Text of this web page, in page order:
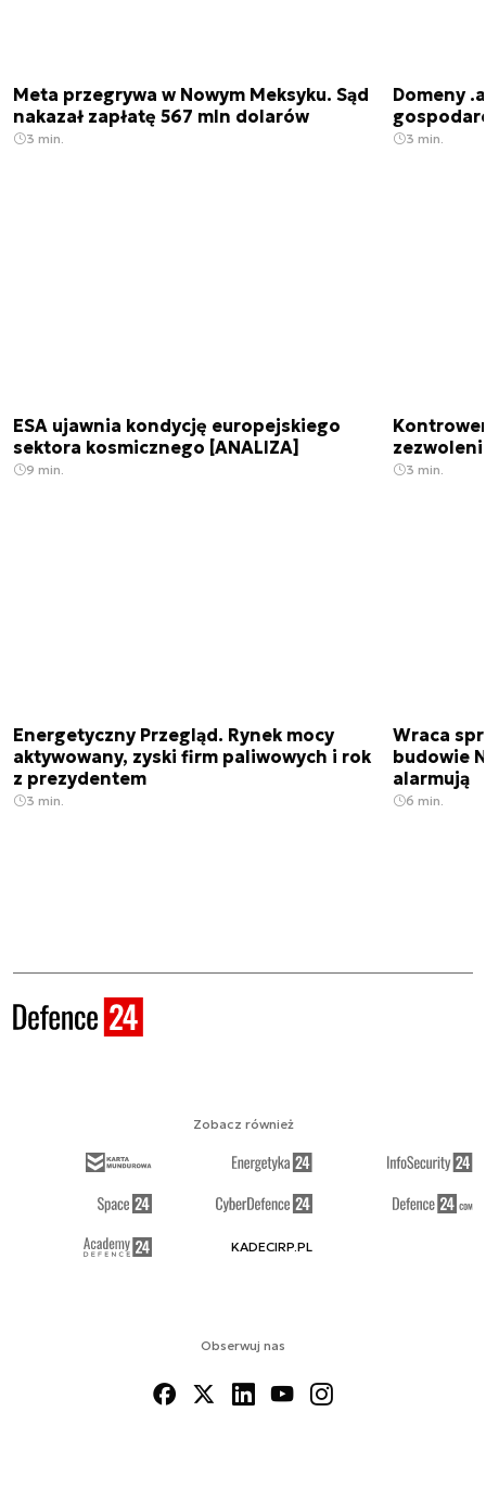
Meta przegrywa w Nowym Meksyku. Sąd
nakazał zapłatę 567 mln dolarów
3 min.
Domeny
3 min.
ESA ujawnia kondycję europejskiego
sektora kosmicznego [ANALIZA]
9 min. 3 min.
Energetyczny Przegląd. Rynek mocy
aktywowany, zyski firm paliwowych i rok
z prezydentem
3 min.
Wraca
budowie
alarmują
6 min.
Obserwuj nas
Zobacz również
KADECIRP.PL